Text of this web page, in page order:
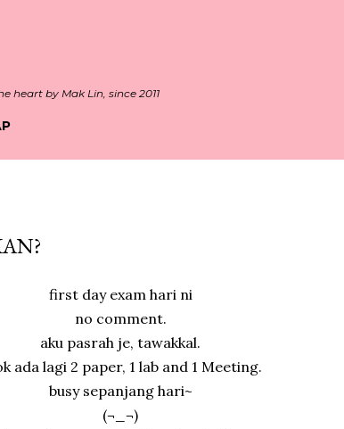
heart by Mak Lin, since 2011
first day exam hari ni
no comment.
aku pasrah je, tawakkal.
ada lagi 2 paper, 1 lab and 1 Meeting.
busy sepanjang hari~
(¬_¬)